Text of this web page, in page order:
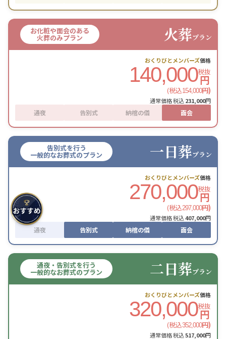
お化粧や面会のある
火葬のみプラン 火葬プラン
おくりびとメンバーズ価格
140,000税抜
円
(税込154,000円)
通常価格 税込231,000円
通夜 告別式 納棺の儀 面会
告別式を行う
一般的なお葬式のプラン 一日葬プラン
おくりびとメンバーズ価格
270,000税抜
円
(税込297,000円)
通常価格 税込407,000円
通夜 告別式 納棺の儀 面会
通夜・告別式を行う
一般的なお葬式のプラン 二日葬プラン
おくりびとメンバーズ価格
320,000税抜
円
(税込352,000円)
通常価格 税込517,000円